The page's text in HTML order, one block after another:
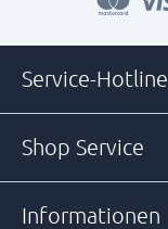
Service-Hotline
Shop Service
Informationen